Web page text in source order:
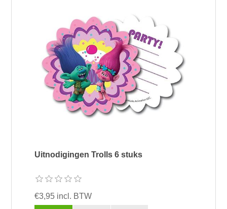
Uitnodigingen Trolls 6 stuks
€3,95 incl. BTW